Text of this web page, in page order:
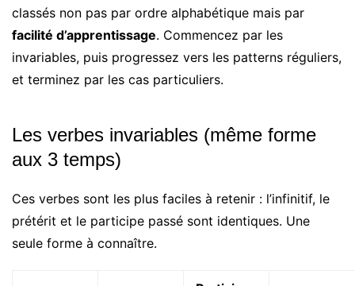
classés non pas par ordre alphabétique mais par
facilité d’apprentissage. Commencez par les
invariables, puis progressez vers les patterns réguliers,
et terminez par les cas particuliers.
Les verbes invariables (même forme
aux 3 temps)
Ces verbes sont les plus faciles à retenir : l’infinitif, le
prétérit et le participe passé sont identiques. Une
seule forme à connaître.